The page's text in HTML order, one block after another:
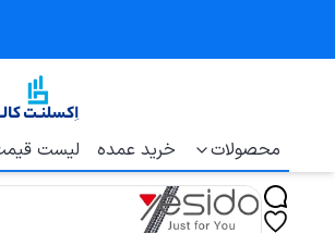
محصولات خرید عمده لیست